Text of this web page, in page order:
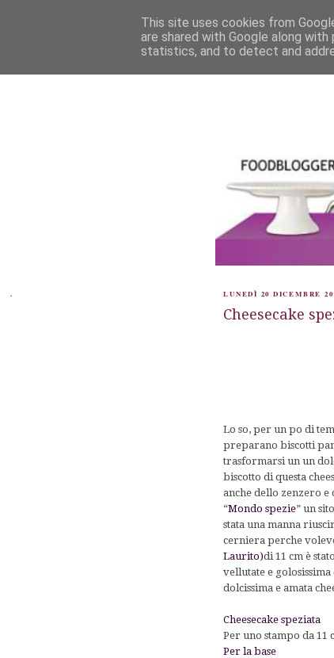
. LUNEDÌ 20 DICEMBRE
Cheesecake
Lo so, per un po di
preparano biscotti
trasformarsi un un
biscotto di questa
anche dello zenzero e
“Mondo spezie” un
stata una manna
cerniera perche
Laurito)di 11 cm è
vellutate e
dolcissima e amata
Cheesecake speziata
Per uno stampo da
Per la base
This site uses cookies from
are shared with Google along
statistics, and to detect and